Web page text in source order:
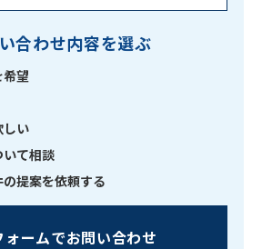
合わせ内容を選ぶ
望
しい
て相談
提案を依頼する
ォームでお問い合わせ